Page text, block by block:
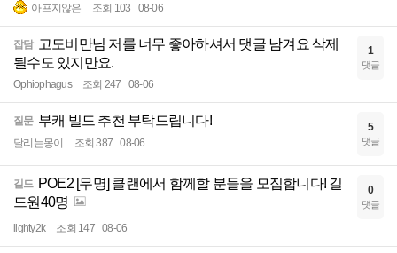
아프지않은 조회 103 08-06
잡담 고도비만님 저를 너무 좋아하셔서 댓글 남겨요 삭제
될수도 있지만요.
Ophiophagus 조회 247 08-06
1
댓글
질문 부캐 빌드 추천 부탁드립니다!
달리는몽이 조회 387 08-06
5
댓글
길드 POE2 [무명] 클랜에서 함께할 분들을 모집합니다! 길
드원40명
lighty2k 조회 147 08-06
0
댓글